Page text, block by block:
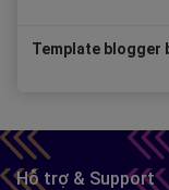
Template blogger
Hỗ trợ & Support